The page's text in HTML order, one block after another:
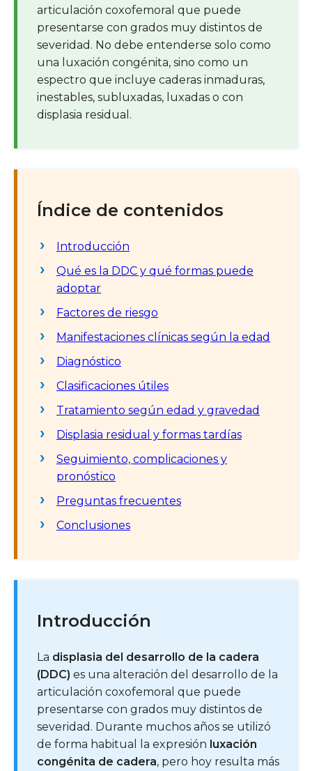
articulación coxofemoral que puede
presentarse con grados muy distintos de
severidad. No debe entenderse solo como
una luxación congénita, sino como un
espectro que incluye caderas inmaduras,
inestables, subluxadas, luxadas o con
displasia residual.
Índice de contenidos
Introducción
Qué es la DDC y qué formas puede
adoptar
Factores de riesgo
Manifestaciones clínicas según la edad
Diagnóstico
Clasificaciones útiles
Tratamiento según edad y gravedad
Displasia residual y formas tardías
Seguimiento, complicaciones y
pronóstico
Preguntas frecuentes
Conclusiones
Introducción
La displasia del desarrollo de la cadera
(DDC) es una alteración del desarrollo de la
articulación coxofemoral que puede
presentarse con grados muy distintos de
severidad. Durante muchos años se utilizó
de forma habitual la expresión luxación
congénita de cadera, pero hoy resulta más